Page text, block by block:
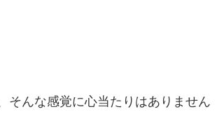
そんな感覚に心当たりはありません